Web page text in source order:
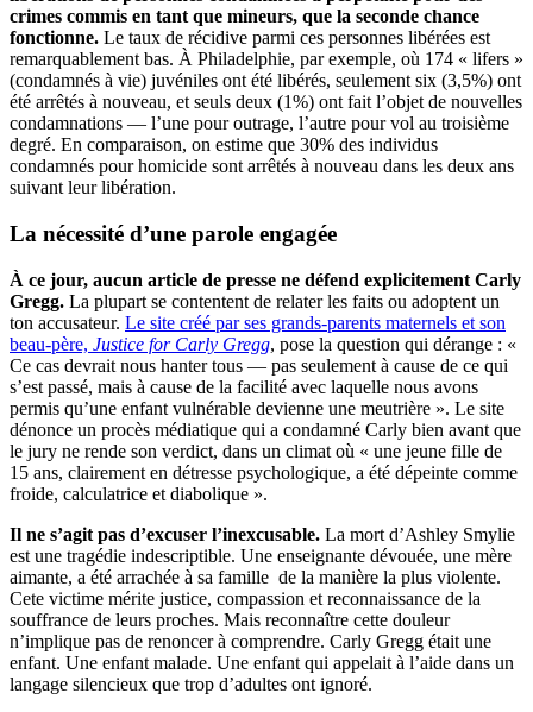
crimes commis en tant que mineurs, que la seconde chance
fonctionne. Le taux de récidive parmi ces personnes libérées est
remarquablement bas. À Philadelphie, par exemple, où 174 « lifers »
(condamnés à vie) juvéniles ont été libérés, seulement six (3,5%) ont
été arrêtés à nouveau, et seuls deux (1%) ont fait l’objet de nouvelles
condamnations — l’une pour outrage, l’autre pour vol au troisième
degré. En comparaison, on estime que 30% des individus
condamnés pour homicide sont arrêtés à nouveau dans les deux ans
suivant leur libération.
La nécessité d’une parole engagée
À ce jour, aucun article de presse ne défend explicitement Carly
Gregg. La plupart se contentent de relater les faits ou adoptent un
ton accusateur. Le site créé par ses grands-parents maternels et son
beau-père, Justice for Carly Gregg, pose la question qui dérange : «
Ce cas devrait nous hanter tous — pas seulement à cause de ce qui
s’est passé, mais à cause de la facilité avec laquelle nous avons
permis qu’une enfant vulnérable devienne une meutrière ». Le site
dénonce un procès médiatique qui a condamné Carly bien avant que
le jury ne rende son verdict, dans un climat où « une jeune fille de
15 ans, clairement en détresse psychologique, a été dépeinte comme
froide, calculatrice et diabolique ».
Il ne s’agit pas d’excuser l’inexcusable. La mort d’Ashley Smylie
est une tragédie indescriptible. Une enseignante dévouée, une mère
aimante, a été arrachée à sa famille de la manière la plus violente.
Cete victime mérite justice, compassion et reconnaissance de la
souffrance de leurs proches. Mais reconnaître cette douleur
n’implique pas de renoncer à comprendre. Carly Gregg était une
enfant. Une enfant malade. Une enfant qui appelait à l’aide dans un
langage silencieux que trop d’adultes ont ignoré.